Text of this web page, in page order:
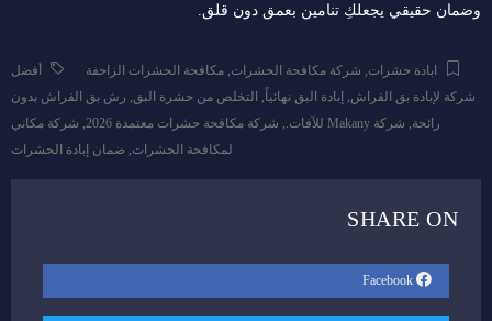
وضمان حقيقي يجعلكِ تنامين بعمق دون قلق.
ابادة حشرات شركة مكافحة الحشرات مكافحة الحشرات الزاحفة
أفضل
شركة لإبادة بق الفراش إبادة البق نهائياً التخلص من حشرة البق رش بق الفراش بدون
رائحة شركة Makany للآفات. شركة مكافحة حشرات معتمدة 2026
شركة مكاني
لمكافحة الحشرات ضمان إبادة الحشرات
SHARE ON